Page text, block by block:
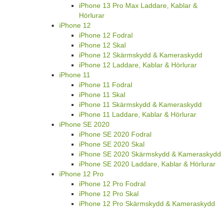
iPhone 13 Pro Max Laddare, Kablar &
Hörlurar
iPhone 12
iPhone 12 Fodral
iPhone 12 Skal
iPhone 12 Skärmskydd & Kameraskydd
iPhone 12 Laddare, Kablar & Hörlurar
iPhone 11
iPhone 11 Fodral
iPhone 11 Skal
iPhone 11 Skärmskydd & Kameraskydd
iPhone 11 Laddare, Kablar & Hörlurar
iPhone SE 2020
iPhone SE 2020 Fodral
iPhone SE 2020 Skal
iPhone SE 2020 Skärmskydd & Kameraskydd
iPhone SE 2020 Laddare, Kablar & Hörlurar
iPhone 12 Pro
iPhone 12 Pro Fodral
iPhone 12 Pro Skal
iPhone 12 Pro Skärmskydd & Kameraskydd